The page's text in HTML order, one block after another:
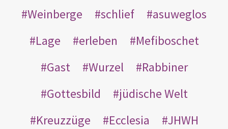
Weinberge
schlief
asuweglos
Lage
erleben
Mefiboschet
Gast
Wurzel
Rabbiner
Gottesbild
jüdische Welt
Kreuzzüge
Ecclesia
JHWH